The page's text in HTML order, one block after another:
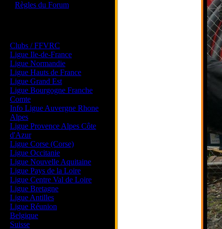
Règles du Forum
Clubs / FFVRC
Ligue Ile-de-France
Ligue Normandie
Ligue Hauts de France
Ligue Grand Est
Ligue Bourgogne Franche
Comte
Info Ligue Auvergne Rhone
Alpes
Ligue Provence Alpes Côte
d'Azur
Ligue Corse (Corse)
Ligue Occitanie
Ligue Nouvelle Aquitaine
Ligue Pays de la Loire
Ligue Centre Val de Loire
Ligue Bretagne
Ligue Antilles
Ligue Réunion
Belgique
Suisse